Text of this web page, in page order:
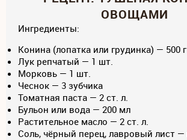
ОВОЩАМИ
Ингредиенты:
Конина (лопатка или грудинка) — 500 г
Лук репчатый — 1 шт.
Морковь — 1 шт.
Чеснок — 3 зубчика
Томатная паста — 2 ст. л.
Бульон или вода — 200 мл
Растительное масло — 2 ст. л.
Соль, чёрный перец, лавровый лист —